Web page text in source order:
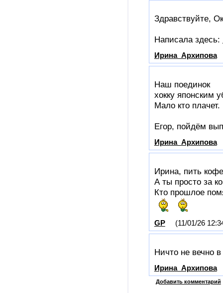
Здравствуйте,
Написала здесь:
Ирина_Архипова
Наш поединок
хокку японским
Мало кто плачет.
Егор, пойдём
Ирина_Архипова
Ирина, пить
А ты просто за
Кто прошлое
GP (11/01/26
Ничто не вечно
Ирина_Архипова
Добавить комментарий